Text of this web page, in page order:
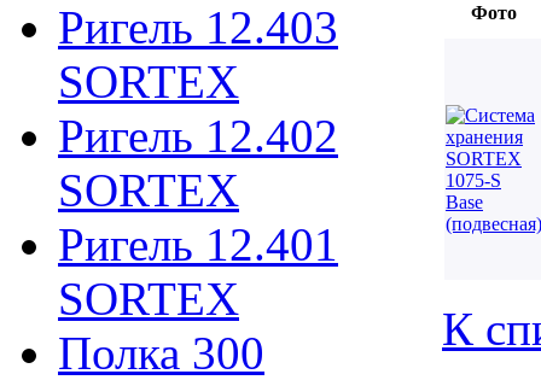
Ригель 12.403
SORTEX
Ригель 12.402
SORTEX
Ригель 12.401
SORTEX
Полка 300
Фото
К